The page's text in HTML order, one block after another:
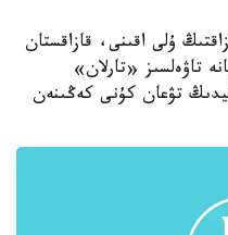
ۇلى اقىنى، قازاقستان
تاۋەلسىز «تارلان»
تۋعان كۇنى كەڭىنەن